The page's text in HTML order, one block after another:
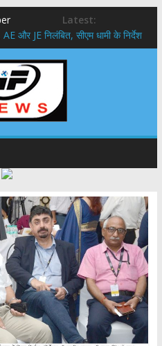
Latest:
और JE निलंबित, सीएम धामी के निर्देश
– छात्राओं के सुझाव ,मुख्यमंत्री युवा
पुष्कर सिंह धामी
कार्बन क्रेडिट और जड़ी-बूटी आय
की वेबसाइट एवं क्षत्रिय जागरण
में किया प्रतिभाग,मुख्यमंत्री ने
में तिरंगा फहराने का किया आवाह्न